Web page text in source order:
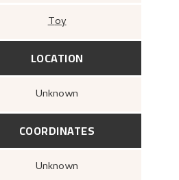
Toy
LOCATION
Unknown
COORDINATES
Unknown